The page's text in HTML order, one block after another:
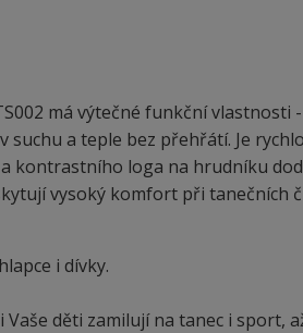
má výtečné funkční
suchu a teple bez přehřátí. Je
kontrastního loga na hrudníku
vysoký komfort při tanečních
i dívky.
Vaše děti zamilují na tanec i